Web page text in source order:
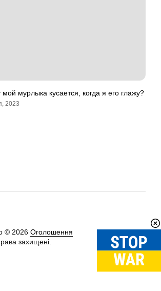
мурлыка кусается, когда я его глажу?
2023
© 2026 Оголошення
захищені.
Вгору↑